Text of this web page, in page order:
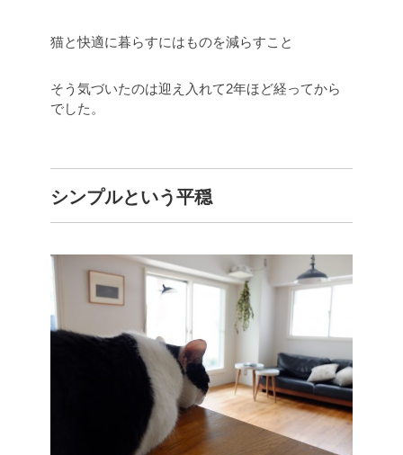
猫と快適に暮らすにはものを減らすこと
そう気づいたのは迎え入れて2年ほど経ってから
でした。
シンプルという平穏